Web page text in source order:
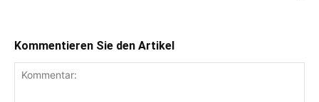
Kommentieren Sie den Artikel